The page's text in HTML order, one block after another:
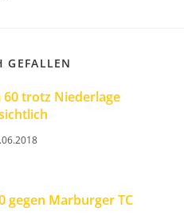
GEFALLEN
60 trotz Niederlage
gegen Marburger TC